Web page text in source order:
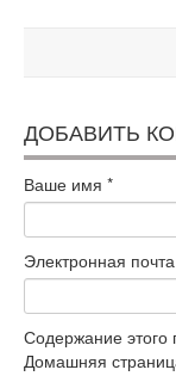
ДОБАВИТЬ
Ваше имя *
Электронная почта
Содержание этого
Домашняя